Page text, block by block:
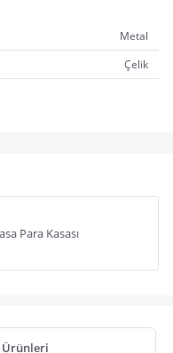
Metal
Çelik
Para Kasası
Ürünleri